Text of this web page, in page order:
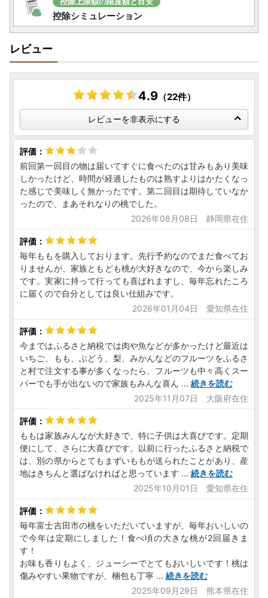
控除シミュレーション
レビュー
4.9（22件）
レビューを非表示にする
前回第一回目の物は届いてすぐに食べたのは甘みもあり美味
しかったけど、時間が経過したものは熟すよりはかたくなっ
た感じで美味しく無かったです。第二回目は期待していなか
ったので、まあそれなりの桃でした。
2026年08月08日 静岡県在住
毎年ももを購入しております。先行予約なのでまだ食べてお
りませんが、家族ともども桃が大好きなので、今から楽しみ
です。実家に持って行っても喜ばれますし、毎年忘れたころ
に届くので自分としては良い仕組みです。
2026年01月04日 愛知県在住
今まではふるさと納税では肉や魚などが多かったけど最近は
いちご、もも、ぶどう、梨、みかんなどのフルーツをふるさ
と村で注文する事が多くなったら、フルーツも中々高くスー
パーでも手が出ないので家族もみんな喜ん ... 続きを読む
2025年11月07日 大阪府在住
ももは家族みんなが大好きで、特に子供は大喜びです。定期
便にして、さらに大喜びです。以前に行ったふるさと納税で
は、別の県からとてもまずいももが送られたことがあり、産
地はきちんと選ばなければと思っています ... 続きを読む
2025年10月01日 愛知県在住
毎年富士吉田市の桃をいただいていますが、毎年おいしいの
で今年は定期にしました！食べ頃の大きな桃が2回届きま
す！
お味も香りもよく、ジューシーでとてもおいしいです！桃は
傷みやすい果物ですが、梱包も丁寧 ... 続きを読む
2025年09月29日 熊本県在住